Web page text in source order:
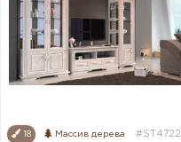
18 Массив дерева #ST4722